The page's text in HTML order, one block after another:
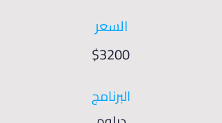
السعر
$3200
البرنامج